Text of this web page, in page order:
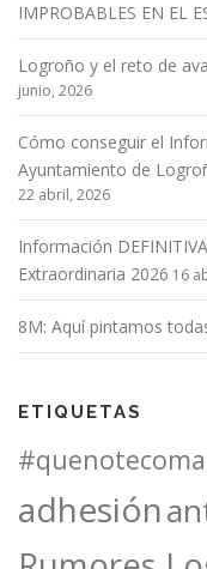
IMPROBABLES EN EL
Logroño y el reto de
junio, 2026
Cómo conseguir el
Ayuntamiento de
22 abril, 2026
Información
Extraordinaria 2026 16
8M: Aquí pintamos
ETIQUETAS
adhesión